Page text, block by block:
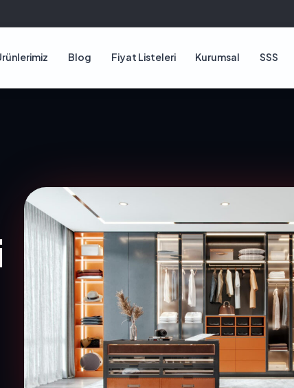
Blog Fiyat Listeleri Kurumsal SSS